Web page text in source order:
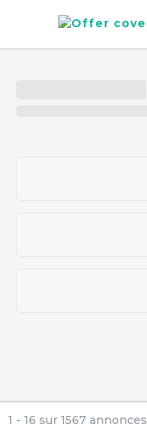
1 - 16 sur 1567 annonces